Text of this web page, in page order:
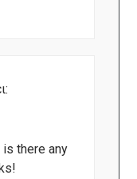
is there any